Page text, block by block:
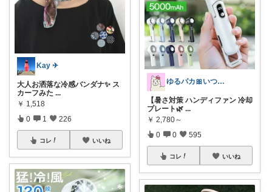
Kay ✈︎
大人お洒落な冷感バンダナ✨ ス
カーフみた ...
￥ 1,518
0 1 226
コレ いいね
ゆるパカ🎀いつもありがとうございます✨
【暑さ対策 ハンディファン 冷却
プレート🌿 ...
￥ 2,780～
0 0 595
コレ いいね